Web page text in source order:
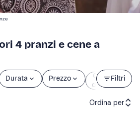
4 pranzi e cene a
Filtri
Durata Prezzo
Orario
d’inizio
Ordina per